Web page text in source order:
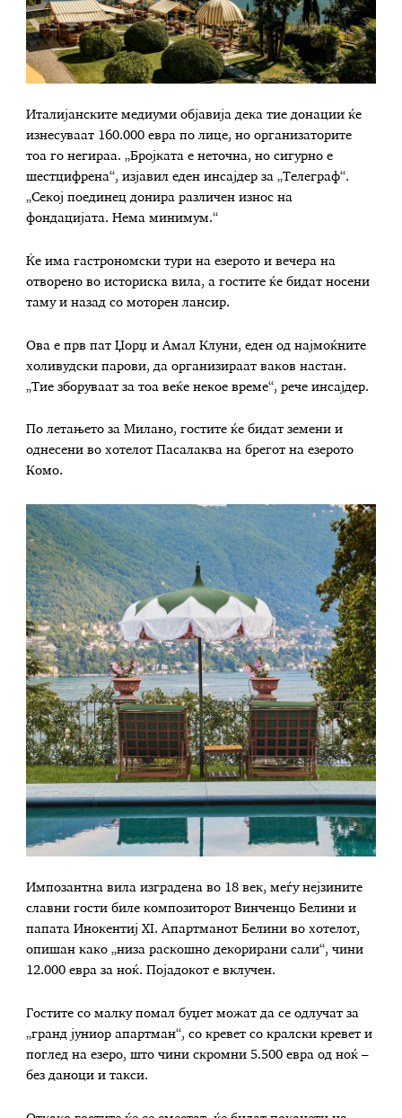
Италијанските медиуми објавија дека тие донации ќе
изнесуваат 160.000 евра по лице, но организаторите
тоа го негираа. „Бројката е неточна, но сигурно е
шестцифрена“, изјавил еден инсајдер за „Телеграф“.
„Секој поединец донира различен износ на
фондацијата. Нема минимум.“
Ќе има гастрономски тури на езерото и вечера на
отворено во историска вила, а гостите ќе бидат носени
таму и назад со моторен лансир.
Ова е прв пат Џорџ и Амал Клуни, еден од најмоќните
холивудски парови, да организираат ваков настан.
„Тие зборуваат за тоа веќе некое време“, рече инсајдер.
По летањето за Милано, гостите ќе бидат земени и
однесени во хотелот Пасалаква на брегот на езерото
Комо.
Импозантна вила изградена во 18 век, меѓу нејзините
славни гости биле композиторот Винченцо Белини и
папата Инокентиј XI. Апартманот Белини во хотелот,
опишан како „низа раскошно декорирани сали“, чини
12.000 евра за ноќ. Појадокот е вклучен.
Гостите со малку помал буџет можат да се одлучат за
„гранд јуниор апартман“, со кревет со кралски кревет и
поглед на езеро, што чини скромни 5.500 евра од ноќ –
без даноци и такси.